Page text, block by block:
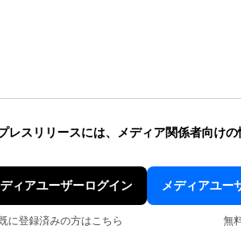
レスリリースには、 メディア関係者向け
ディアユーザーログイン
既に登録済みの方はこちら
メディアユー
無